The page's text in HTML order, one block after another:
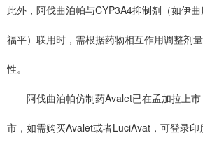
此外，阿伐曲泊帕与CYP3A4抑制剂（如伊
福平）联用时，需根据药物相互作用调整剂
性。
阿伐曲泊帕仿制药Avalet已在孟加拉上市
市，如需购买Avalet或者LuciAvat，可登录印